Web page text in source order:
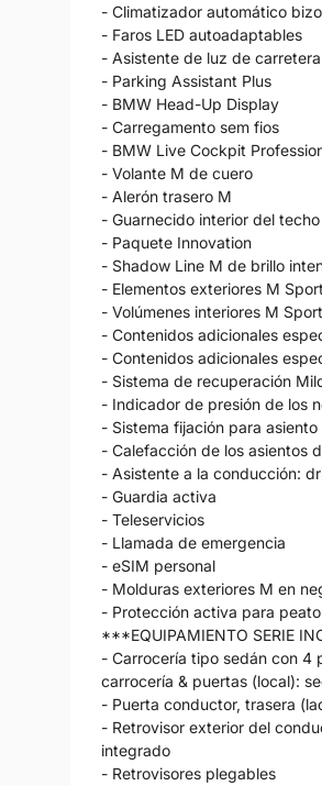
- Climatizador automático
- Faros LED autoadaptables
- Asistente de luz de carretera
- Parking Assistant Plus
- BMW Head-Up Display
- Carregamento sem fios
- BMW Live Cockpit
- Volante M de cuero
- Alerón trasero M
- Guarnecido interior del
- Paquete Innovation
- Shadow Line M de brillo
- Elementos exteriores M Sport
- Volúmenes interiores M Sport
- Contenidos adicionales
- Contenidos adicionales
- Sistema de recuperación
- Indicador de presión de los
- Sistema fijación para
- Calefacción de los asientos
- Asistente a la conducción:
- Guardia activa
- Teleservicios
- Llamada de emergencia
- eSIM personal
- Molduras exteriores M en
- Protección activa para
***EQUIPAMIENTO SERIE
- Carrocería tipo sedán con 4
carrocería & puertas (local):
- Puerta conductor, trasera
- Retrovisor exterior del
integrado
- Retrovisores plegables